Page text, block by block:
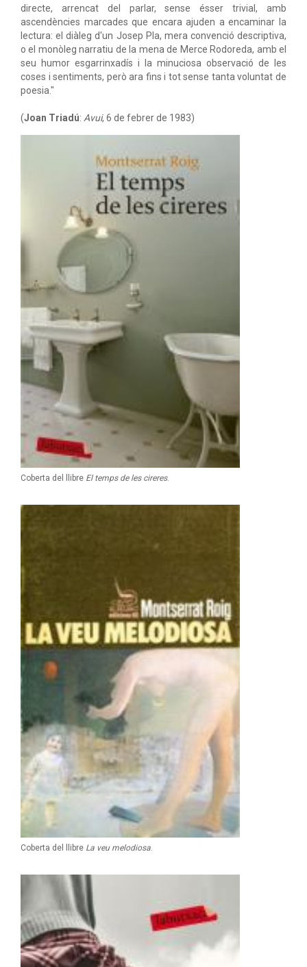
Coberta del llibre El temps de les cireres.
Coberta del llibre La veu melodiosa.
directe, arrencat del parlar, sense ésser trivial, amb
ascendències marcades que encara ajuden a encaminar la
lectura: el diàleg d'un Josep Pla, mera convenció descriptiva,
o el monòleg narratiu de la mena de Merce Rodoreda, amb el
seu humor esgarrinxadís i la minuciosa observació de les
coses i sentiments, però ara fins i tot sense tanta voluntat de
poesia."
(Joan Triadú: Avui, 6 de febrer de 1983)